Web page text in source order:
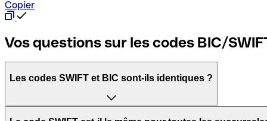
Copier
Vos questions sur les codes BIC/
Les codes SWIFT et BIC sont-ils identiques ?